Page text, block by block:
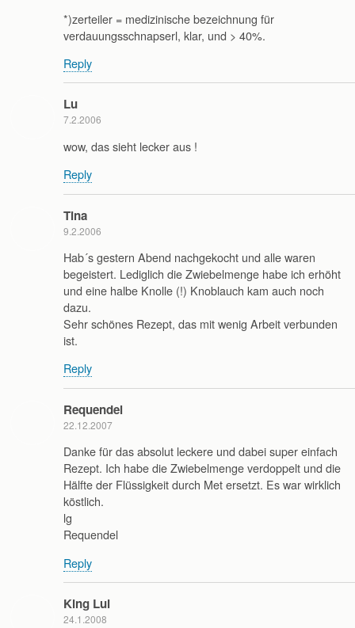
*)zerteiler = medizinische bezeichnung für
verdauungsschnapserl, klar, und > 40%.
Reply
Lu
7.2.2006
wow, das sieht lecker aus !
Reply
Tina
9.2.2006
Hab´s gestern Abend nachgekocht und alle waren
begeistert. Lediglich die Zwiebelmenge habe ich erhöht
und eine halbe Knolle (!) Knoblauch kam auch noch
dazu.
Sehr schönes Rezept, das mit wenig Arbeit verbunden
ist.
Reply
Requendel
22.12.2007
Danke für das absolut leckere und dabei super einfach
Rezept. Ich habe die Zwiebelmenge verdoppelt und die
Hälfte der Flüssigkeit durch Met ersetzt. Es war wirklich
köstlich.
lg
Requendel
Reply
King Lui
24.1.2008